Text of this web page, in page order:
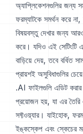
অ্যাপ্লিকেশনগুলির জন্য
ফরম্যাটকে সমর্থন করে
বিষয়বস্তু দেখার জন্য আরও
করে। যদিও এই
বাড়িয়ে দেয়, তবে বর্ধিত
প্রায়শই অসুবিধাগুলির
.AI ফাইলগুলি এডিট করার
প্রয়োজন হয়, যা এর তৈরি
সফ্টওয়্যার। যাইহোক,
ইঙ্কস্কেপ এবং স্কেচের